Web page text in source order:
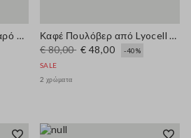
Μπεζ μπλούζα από καθαρό βαμβάκι, κανονική εφαρμογή
Καφέ Πουλόβερ από Lyocell και Βαμβάκι με Κανονική Γραμμή και V Λαιμόκοψη
€ 80,00 € 48,00
-40%
SALE
2 χρώματα